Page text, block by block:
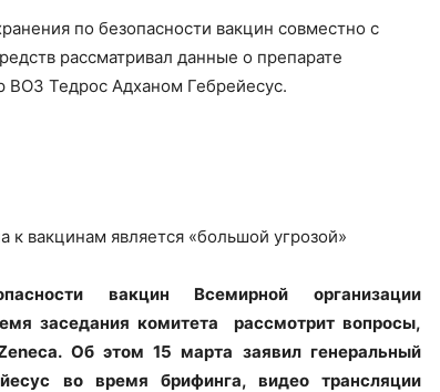
по безопасности вакцин совместно с
рассматривал данные о препарате
ВОЗ Тедрос Адханом Гебрейесус.
к вакцинам является «большой угрозой»
вакцин Всемирной организации
заседания комитета рассмотрит вопросы,
Об этом 15 марта заявил генеральный
во время брифинга, видео трансляции